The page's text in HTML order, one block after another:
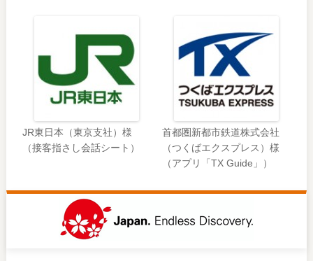
JR東日本（東京支社）様
（接客指さし会話シート）
首都圏新都市鉄道株式会社
（つくばエクスプレス）様
（アプリ「TX Guide」）